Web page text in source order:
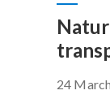
24